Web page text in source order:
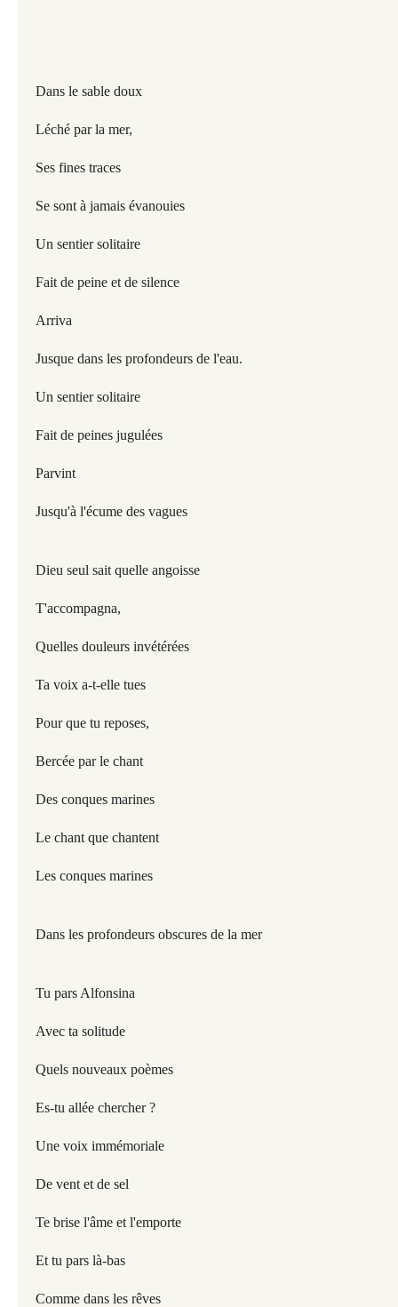
Dans le sable doux
Léché par la mer,
Ses fines traces
Se sont à jamais évanouies
Un sentier solitaire
Fait de peine et de silence
Arriva
Jusque dans les profondeurs de l'eau.
Un sentier solitaire
Fait de peines jugulées
Parvint
Jusqu'à l'écume des vagues
Dieu seul sait quelle angoisse
T'accompagna,
Quelles douleurs invétérées
Ta voix a-t-elle tues
Pour que tu reposes,
Bercée par le chant
Des conques marines
Le chant que chantent
Les conques marines
Dans les profondeurs obscures de la mer
Tu pars Alfonsina
Avec ta solitude
Quels nouveaux poèmes
Es-tu allée chercher ?
Une voix immémoriale
De vent et de sel
Te brise l'âme et l'emporte
Et tu pars là-bas
Comme dans les rêves